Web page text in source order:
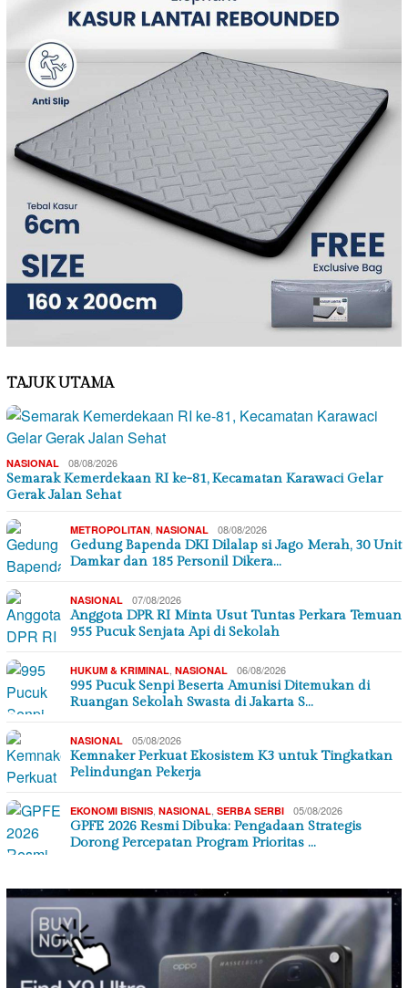
TAJUK UTAMA
NASIONAL 08/08/2026
Semarak Kemerdekaan RI ke-81, Kecamatan Karawaci Gelar
Gerak Jalan Sehat
METROPOLITAN NASIONAL 08/08/2026
Gedung Bapenda DKI Dilalap si Jago Merah, 30 Unit
Damkar dan 185 Personil Dikera…
NASIONAL 07/08/2026
Anggota DPR RI Minta Usut Tuntas Perkara Temuan
955 Pucuk Senjata Api di Sekolah
HUKUM & KRIMINAL NASIONAL 06/08/2026
995 Pucuk Senpi Beserta Amunisi Ditemukan di
Ruangan Sekolah Swasta di Jakarta S…
NASIONAL 05/08/2026
Kemnaker Perkuat Ekosistem K3 untuk Tingkatkan
Pelindungan Pekerja
EKONOMI BISNIS NASIONAL SERBA SERBI 05/08/2026
GPFE 2026 Resmi Dibuka: Pengadaan Strategis
Dorong Percepatan Program Prioritas …